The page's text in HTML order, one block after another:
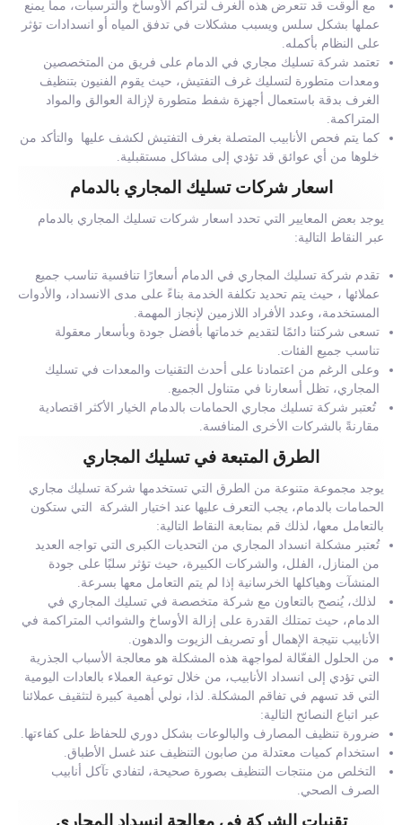
مع الوقت قد تتعرض هذه الغرف لتراكم الأوساخ والترسبات، مما يمنع
عملها بشكل سلس ويسبب مشكلات في تدفق المياه أو انسدادات تؤثر
على النظام بأكمله.
تعتمد شركة تسليك مجاري في الدمام على فريق من المتخصصين
ومعدات متطورة لتسليك غرف التفتيش، حيث يقوم الفنيون بتنظيف
الغرف بدقة باستعمال أجهزة شفط متطورة لإزالة العوالق والمواد
المتراكمة.
كما يتم فحص الأنابيب المتصلة بغرف التفتيش لكشف عليها والتأكد من
خلوها من أي عوائق قد تؤدي إلى مشاكل مستقبلية.
اسعار شركات تسليك المجاري بالدمام
يوجد بعض المعايير التي تحدد اسعار شركات تسليك المجاري بالدمام
عبر النقاط التالية:
تقدم شركة تسليك المجاري في الدمام أسعارًا تنافسية تناسب جميع
عملائها ، حيث يتم تحديد تكلفة الخدمة بناءً على مدى الانسداد، والأدوات
المستخدمة، وعدد الأفراد اللازمين لإنجاز المهمة.
تسعى شركتنا دائمًا لتقديم خدماتها بأفضل جودة وبأسعار معقولة
تناسب جميع الفئات.
وعلى الرغم من اعتمادنا على أحدث التقنيات والمعدات في تسليك
المجاري، تظل أسعارنا في متناول الجميع.
تُعتبر شركة تسليك مجاري الحمامات بالدمام الخيار الأكثر اقتصادية
مقارنةً بالشركات الأخرى المنافسة.
الطرق المتبعة في تسليك المجاري
يوجد مجموعة متنوعة من الطرق التي تستخدمها شركة تسليك مجاري
الحمامات بالدمام، يجب التعرف عليها عند اختيار الشركة التي ستكون
بالتعامل معها، لذلك قم بمتابعة النقاط التالية:
تُعتبر مشكلة انسداد المجاري من التحديات الكبرى التي تواجه العديد
من المنازل، الفلل، والشركات الكبيرة، حيث تؤثر سلبًا على جودة
المنشآت وهياكلها الخرسانية إذا لم يتم التعامل معها بسرعة.
لذلك، يُنصح بالتعاون مع شركة متخصصة في تسليك المجاري في
الدمام، حيث تمتلك القدرة على إزالة الأوساخ والشوائب المتراكمة في
الأنابيب نتيجة الإهمال أو تصريف الزيوت والدهون.
من الحلول الفعّالة لمواجهة هذه المشكلة هو معالجة الأسباب الجذرية
التي تؤدي إلى انسداد الأنابيب، من خلال توعية العملاء بالعادات اليومية
التي قد تسهم في تفاقم المشكلة. لذا، نولي أهمية كبيرة لتثقيف عملائنا
عبر اتباع النصائح التالية:
ضرورة تنظيف المصارف والبالوعات بشكل دوري للحفاظ على كفاءتها.
استخدام كميات معتدلة من صابون التنظيف عند غسل الأطباق.
التخلص من منتجات التنظيف بصورة صحيحة، لتفادي تآكل أنابيب
الصرف الصحي.
تقنيات الشركة في معالجة انسداد المجاري